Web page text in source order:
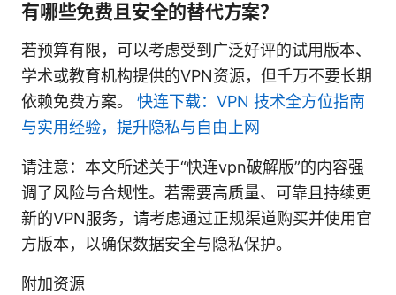
有哪些免费且安全的替代方案？
若预算有限，可以考虑受到广泛好评的试用版本、
学术或教育机构提供的VPN资源，但千万不要长期
依赖免费方案。 快连下载：VPN 技术全方位指南
与实用经验，提升隐私与自由上网
请注意：本文所述关于“快连vpn破解版”的内容强
调了风险与合规性。若需要高质量、可靠且持续更
新的VPN服务，请考虑通过正规渠道购买并使用官
方版本，以确保数据安全与隐私保护。
附加资源